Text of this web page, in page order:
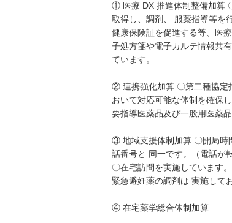
① 医療 DX 推進体制整備加算
取得し、調剤、 服薬指導等を
健康保険証を促進する等、医
子処方箋や電子カルテ情報共
ています。
② 連携強化加算 〇第二種協定
おいて対応可能な体制を確保
要指導医薬品及び一般用医薬
③ 地域支援体制加算 〇開局時
話番号と 同一です。（電話が
〇在宅訪問を実施しています
緊急避妊薬の調剤は 実施して
④ 在宅薬学総合体制加算